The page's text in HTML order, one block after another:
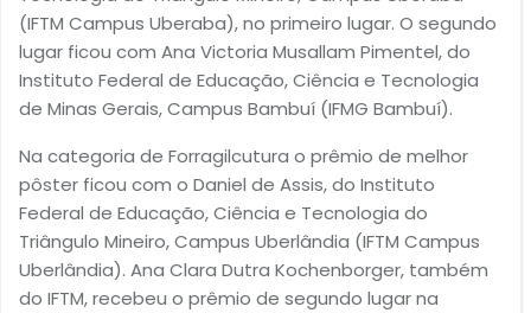
(IFTM Campus Uberaba), no primeiro lugar. O segundo
lugar ficou com Ana Victoria Musallam Pimentel, do
Instituto Federal de Educação, Ciência e Tecnologia
de Minas Gerais, Campus Bambuí (IFMG Bambuí).
Na categoria de Forragilcutura o prêmio de melhor
pôster ficou com o Daniel de Assis, do Instituto
Federal de Educação, Ciência e Tecnologia do
Triângulo Mineiro, Campus Uberlândia (IFTM Campus
Uberlândia). Ana Clara Dutra Kochenborger, também
do IFTM, recebeu o prêmio de segundo lugar na